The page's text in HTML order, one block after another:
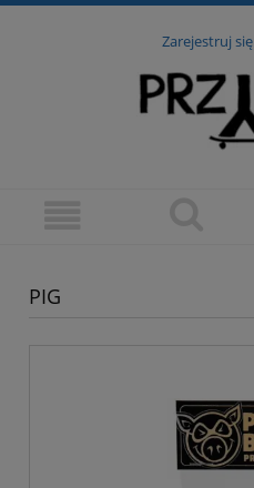
Zarejestruj się
PIG